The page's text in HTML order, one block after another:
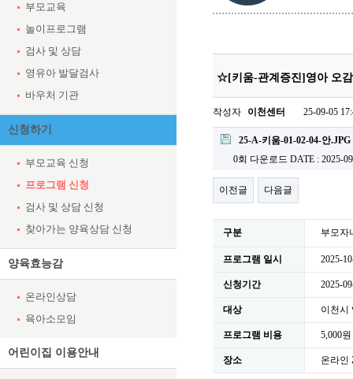
부모교육
놀이프로그램
검사 및 상담
영유아 발달검사
바우처 기관
신청하기
부모교육 신청
프로그램 신청
검사 및 상담 신청
찾아가는 양육상담 신청
양육효능감
온라인상담
육아소모임
어린이집 이용안내
☆[키움-관계증진]영아 오
작성자 이천센터
25-09-05
첨부파일
25-A-키움-01-02-04-안.JPG
0회 다운로드 DATE : 2025-
이전글 다음글
구분 부모자
프로그램 일시 2025-
신청기간 2025-
대상 이천시
프로그램 비용 5,000원
장소 온라인